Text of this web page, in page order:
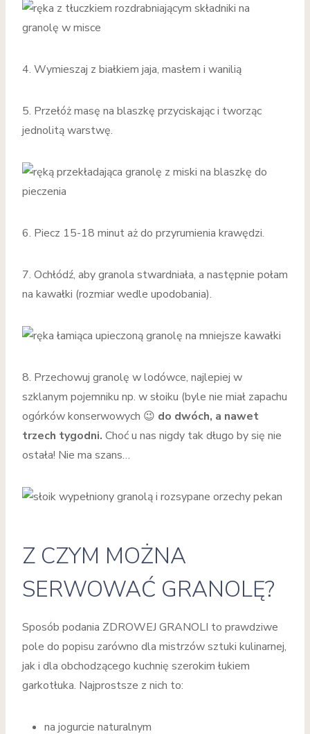
4. Wymieszaj z białkiem jaja, masłem i wanilią
5. Przełóż masę na blaszkę przyciskając i tworząc
jednolitą warstwę.
6. Piecz 15-18 minut aż do przyrumienia krawędzi.
7. Ochłódź, aby granola stwardniała, a następnie połam
na kawałki (rozmiar wedle upodobania).
8. Przechowuj granolę w lodówce, najlepiej w
szklanym pojemniku np. w słoiku (byle nie miał zapachu
ogórków konserwowych 😉 do dwóch, a nawet
trzech tygodni. Choć u nas nigdy tak długo by się nie
ostała! Nie ma szans…
Z CZYM MOŻNA
SERWOWAĆ GRANOLĘ?
Sposób podania ZDROWEJ GRANOLI to prawdziwe
pole do popisu zarówno dla mistrzów sztuki kulinarnej,
jak i dla obchodzącego kuchnię szerokim łukiem
garkotłuka. Najprostsze z nich to:
na jogurcie naturalnym